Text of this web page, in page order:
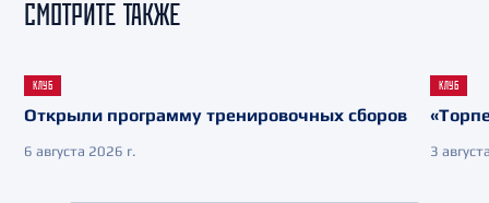
СМОТРИТЕ ТАКЖЕ
КЛУБ
Открыли программу тренировочных сборов
6 августа 2026 г.
КЛУБ
3